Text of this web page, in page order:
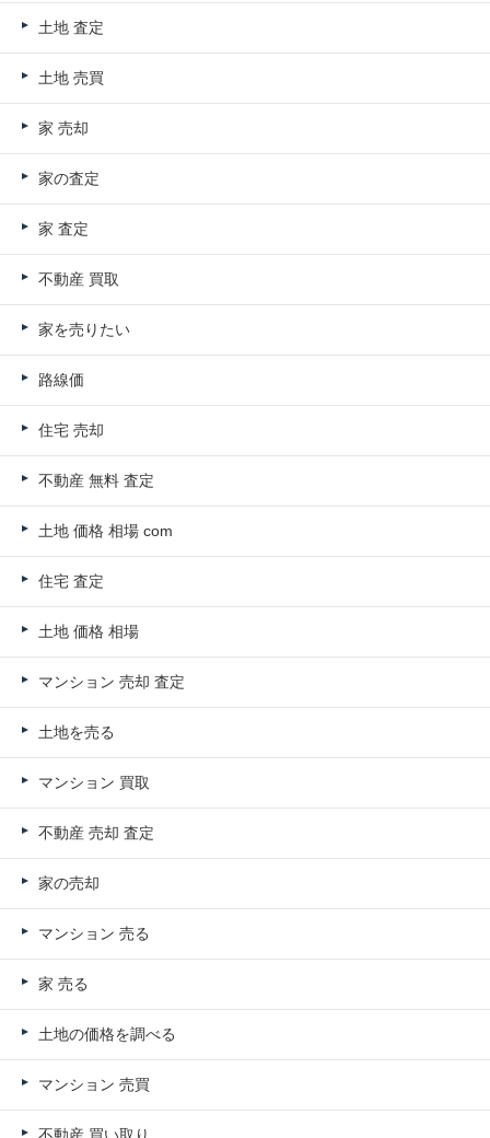
土地 査定
土地 売買
家 売却
家の査定
家 査定
不動産 買取
家を売りたい
路線価
住宅 売却
不動産 無料 査定
土地 価格 相場 com
住宅 査定
土地 価格 相場
マンション 売却 査定
土地を売る
マンション 買取
不動産 売却 査定
家の売却
マンション 売る
家 売る
土地の価格を調べる
マンション 売買